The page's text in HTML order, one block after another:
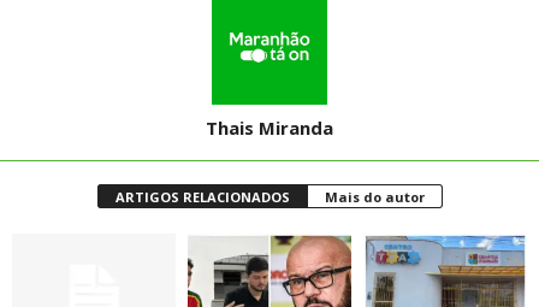
Thais Miranda
ARTIGOS RELACIONADOS Mais do autor